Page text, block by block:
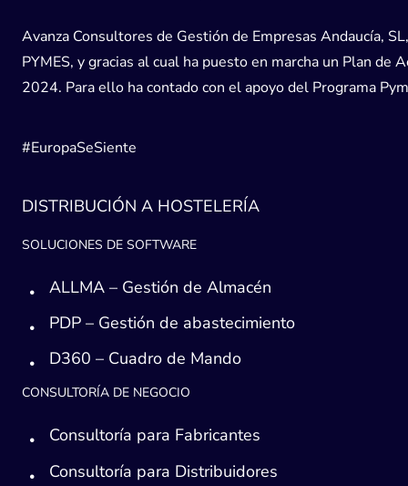
Avanza Consultores de Gestión de Empresas Andaucía,
PYMES, y gracias al cual ha puesto en marcha un Plan
2024. Para ello ha contado con el apoyo del Programa
#EuropaSeSiente
DISTRIBUCIÓN A HOSTELERÍA
SOLUCIONES DE SOFTWARE
ALLMA – Gestión de Almacén
PDP – Gestión de abastecimiento
D360 – Cuadro de Mando
CONSULTORÍA DE NEGOCIO
Consultoría para Fabricantes
Consultoría para Distribuidores